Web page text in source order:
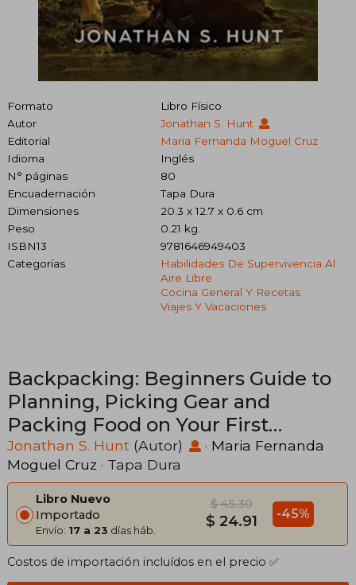
Formato
Libro Físico
Autor
Jonathan S. Hunt
Editorial
Maria Fernanda Moguel Cruz
Idioma
Inglés
N° páginas
80
Encuadernación
Tapa Dura
Dimensiones
20.3 x 12.7 x 0.6 cm
Peso
0.21 kg.
ISBN13
9781646949403
Categorías
Habilidades De Supervivencia Al
Aire Libre
Cocina General Y Recetas
Viajes Y Vacaciones
Backpacking: Beginners Guide to
Planning, Picking Gear and
Packing Food on Your First
Backpacking Trip (en Inglés)
Jonathan S. Hunt (Autor) · Maria Fernanda
Moguel Cruz · Tapa Dura
Libro Nuevo
Importado
Envío: 17 a 23 días háb.
$ 45.30
$ 24.91 -45%
Costos de importación incluídos en el precio ✅